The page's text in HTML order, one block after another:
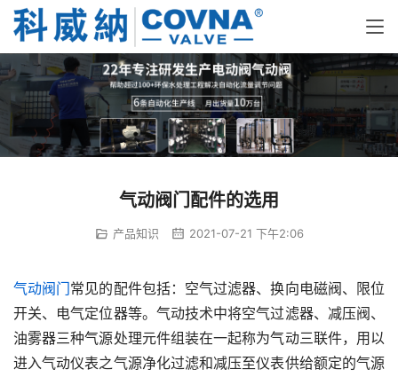
气动阀门配件的选用
产品知识 2021-07-21 下午2:06
气动阀门常见的配件包括：空气过滤器、换向电磁阀、限位
开关、电气定位器等。气动技术中将空气过滤器、减压阀、
油雾器三种气源处理元件组装在一起称为气动三联件，用以
进入气动仪表之气源净化过滤和减压至仪表供给额定的气源